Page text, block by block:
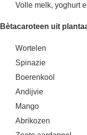
Volle melk, yoghurt
Bètacaroteen uit
Wortelen
Spinazie
Boerenkool
Andijvie
Mango
Abrikozen